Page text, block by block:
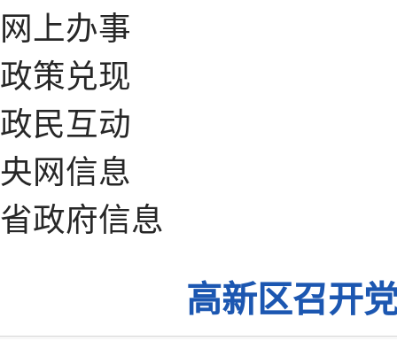
网上办事
政策兑现
政民互动
央网信息
省政府信息
高新区召开